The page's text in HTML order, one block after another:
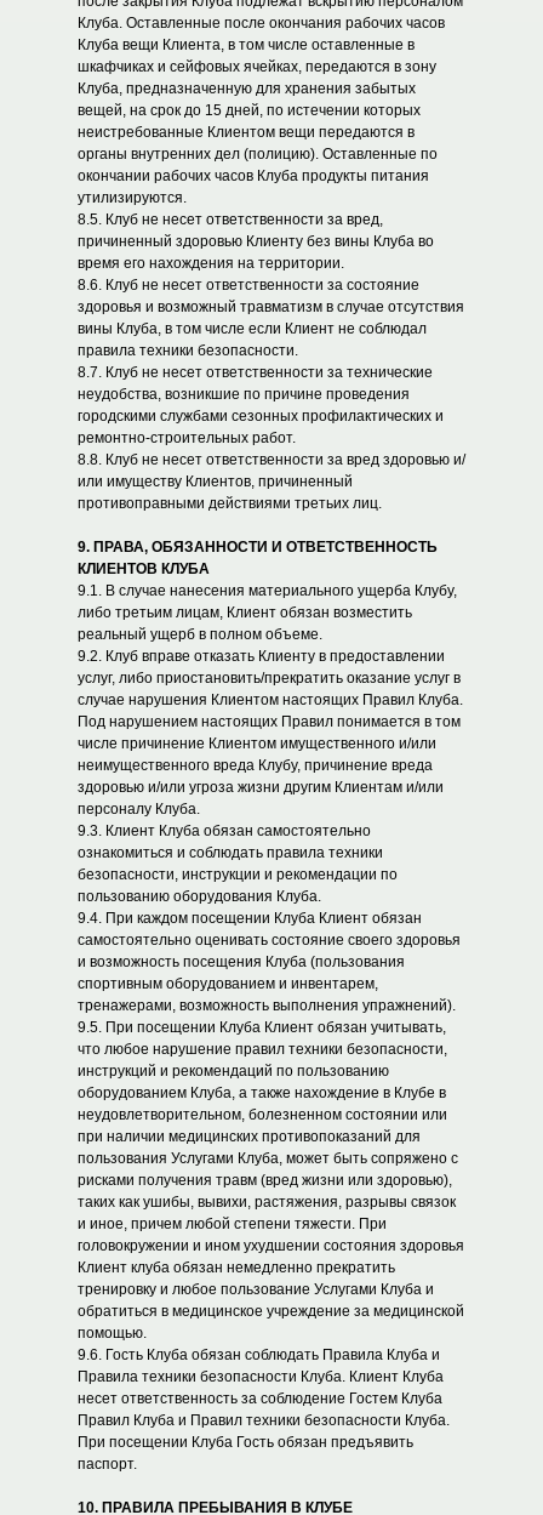
Клуба. Оставленные после окончания рабочих часов
Клуба вещи Клиента, в том числе оставленные в
шкафчиках и сейфовых ячейках, передаются в зону
Клуба, предназначенную для хранения забытых
вещей, на срок до 15 дней, по истечении которых
неистребованные Клиентом вещи передаются в
органы внутренних дел (полицию). Оставленные по
окончании рабочих часов Клуба продукты питания
утилизируются.
8.5. Клуб не несет ответственности за вред,
причиненный здоровью Клиенту без вины Клуба во
время его нахождения на территории.
8.6. Клуб не несет ответственности за состояние
здоровья и возможный травматизм в случае отсутствия
вины Клуба, в том числе если Клиент не соблюдал
правила техники безопасности.
8.7. Клуб не несет ответственности за технические
неудобства, возникшие по причине проведения
городскими службами сезонных профилактических и
ремонтно-строительных работ.
8.8. Клуб не несет ответственности за вред здоровью и/
или имуществу Клиентов, причиненный
противоправными действиями третьих лиц.
9. ПРАВА, ОБЯЗАННОСТИ И ОТВЕТСТВЕННОСТЬ
КЛИЕНТОВ КЛУБА
9.1. В случае нанесения материального ущерба Клубу,
либо третьим лицам, Клиент обязан возместить
реальный ущерб в полном объеме.
9.2. Клуб вправе отказать Клиенту в предоставлении
услуг, либо приостановить/прекратить оказание услуг в
случае нарушения Клиентом настоящих Правил Клуба.
Под нарушением настоящих Правил понимается в том
числе причинение Клиентом имущественного и/или
неимущественного вреда Клубу, причинение вреда
здоровью и/или угроза жизни другим Клиентам и/или
персоналу Клуба.
9.3. Клиент Клуба обязан самостоятельно
ознакомиться и соблюдать правила техники
безопасности, инструкции и рекомендации по
пользованию оборудования Клуба.
9.4. При каждом посещении Клуба Клиент обязан
самостоятельно оценивать состояние своего здоровья
и возможность посещения Клуба (пользования
спортивным оборудованием и инвентарем,
тренажерами, возможность выполнения упражнений).
9.5. При посещении Клуба Клиент обязан учитывать,
что любое нарушение правил техники безопасности,
инструкций и рекомендаций по пользованию
оборудованием Клуба, а также нахождение в Клубе в
неудовлетворительном, болезненном состоянии или
при наличии медицинских противопоказаний для
пользования Услугами Клуба, может быть сопряжено с
рисками получения травм (вред жизни или здоровью),
таких как ушибы, вывихи, растяжения, разрывы связок
и иное, причем любой степени тяжести. При
головокружении и ином ухудшении состояния здоровья
Клиент клуба обязан немедленно прекратить
тренировку и любое пользование Услугами Клуба и
обратиться в медицинское учреждение за медицинской
помощью.
9.6. Гость Клуба обязан соблюдать Правила Клуба и
Правила техники безопасности Клуба. Клиент Клуба
несет ответственность за соблюдение Гостем Клуба
Правил Клуба и Правил техники безопасности Клуба.
При посещении Клуба Гость обязан предъявить
паспорт.
10. ПРАВИЛА ПРЕБЫВАНИЯ В КЛУБЕ